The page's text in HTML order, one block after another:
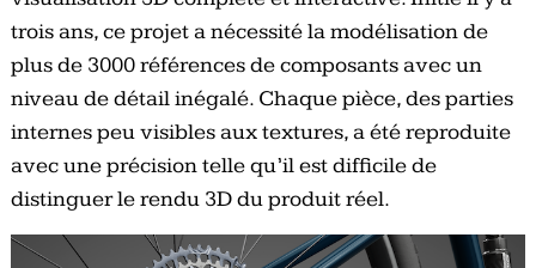
trois ans, ce projet a nécessité la modélisation de
plus de 3000 références de composants avec un
niveau de détail inégalé. Chaque pièce, des parties
internes peu visibles aux textures, a été reproduite
avec une précision telle qu’il est difficile de
distinguer le rendu 3D du produit réel.